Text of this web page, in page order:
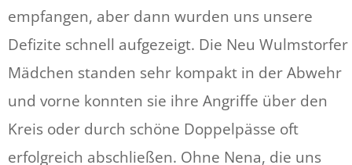
empfangen, aber dann wurden uns unsere
Defizite schnell aufgezeigt. Die Neu Wulmstorfer
Mädchen standen sehr kompakt in der Abwehr
und vorne konnten sie ihre Angriffe über den
Kreis oder durch schöne Doppelpässe oft
erfolgreich abschließen. Ohne Nena, die uns